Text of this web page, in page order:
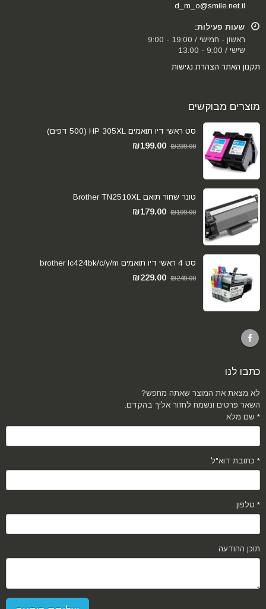
d_m_o@smile.net.il
שעות פעילות:
ראשון - חמישי / 19:00 - 9:00
שישי / 9:00 - 13:00
תקנון האתר הצהרת נגישות
מוצרים מבוקשים
סט ראשי דיו תואמים HP 305XL (500 דפים)
₪239.00
₪199.00
טונר שחור תואם Brother TN2510XL
₪199.00
₪179.00
סט 4 ראשי דיו תואמים brother lc424bk/c/y/m
₪249.00
₪229.00
כתבו לנו
לא מצאת את המוצר שאתה מחפש?
השאר פרטים ונשמח לחזור אליך בהקדם.
שם מלא *
כתובת דוא"ל *
טלפון *
תוכן ההודעה